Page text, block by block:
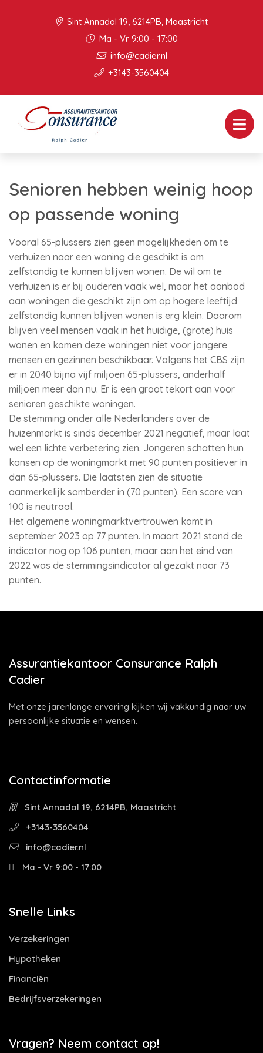
Sint Annadal 19, 6214PB, Maastricht
Ma - Vr 9:00 - 17:00
info@cadier.nl
+3143-3560404
Senioren hebben weinig hoop
op passende woning
Vooral 65-plussers zien geen mogelijkheden om te
verhuizen naar een woning die geschikt is om
zelfstandig te kunnen blijven wonen. De wil om te
verhuizen is er bij ouderen vaak wel, maar het aanbod
aan woningen die geschikt zijn om op hogere leeftijd
zelfstandig kunnen blijven wonen is erg klein. Daarom
blijven veel mensen vaak in het huidige, (grote) huis
wonen en komen deze woningen niet voor jongere
mensen en gezinnen beschikbaar. Volgens het CBS zijn
er in 2040 bijna vijf miljoen 65-plussers, anderhalf
miljoen meer dan nu. Er is een groot tekort aan voor
senioren geschikte woningen.
De stemming onder alle Nederlanders over de
huizenmarkt is sinds december 2021 negatief, maar laat
wel een lichte verbetering zien. Jongeren schatten hun
kansen op de woningmarkt met 90 punten positiever in
dan 65-plussers. Die laatsten zien de situatie
aanmerkelijk somberder in (70 punten). Een score van
100 is neutraal.
Het algemene woningmarktvertrouwen komt in
september 2023 op 77 punten. In maart 2021 stond de
indicator nog op 106 punten, maar aan het eind van
2022 was de stemmingsindicator al gezakt naar 73
punten.
Assurantiekantoor Consurance Ralph
Cadier
Met onze jarenlange ervaring kijken wij vakkundig naar uw
persoonlijke situatie en wensen.
Contactinformatie
Sint Annadal 19, 6214PB, Maastricht
+3143-3560404
info@cadier.nl
Ma - Vr 9:00 - 17:00
Snelle Links
Verzekeringen
Hypotheken
Financiën
Bedrijfsverzekeringen
Vragen? Neem contact op!